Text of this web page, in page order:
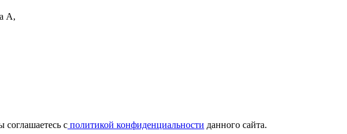
А,
с политикой конфиденциальности данного сайта.